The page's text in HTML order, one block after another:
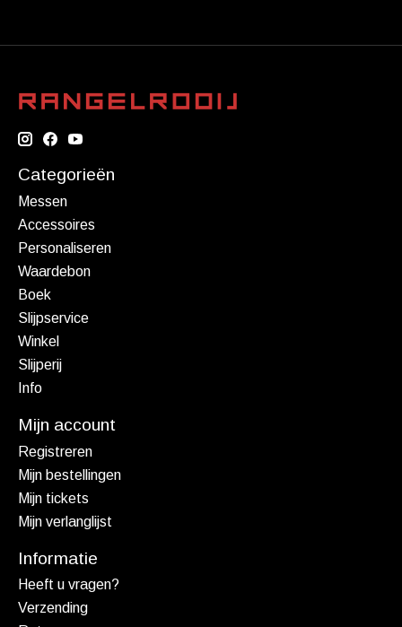
Categorieën
Messen
Accessoires
Personaliseren
Waardebon
Boek
Slijpservice
Winkel
Slijperij
Info
Mijn account
Registreren
Mijn bestellingen
Mijn tickets
Mijn verlanglijst
Informatie
Heeft u vragen?
Verzending